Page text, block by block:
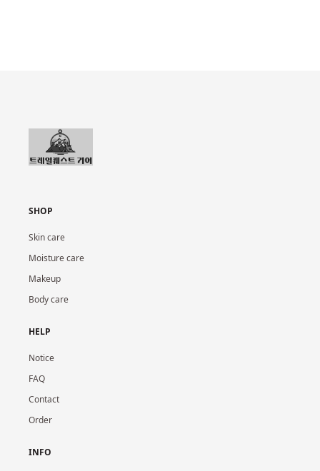
SHOP
Skin care
Moisture care
Makeup
Body care
HELP
Notice
FAQ
Contact
Order
INFO